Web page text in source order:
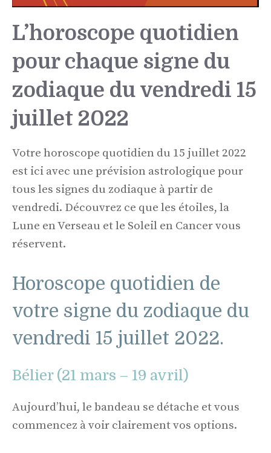
L’horoscope quotidien
pour chaque signe du
zodiaque du vendredi 15
juillet 2022
Votre horoscope quotidien du 15 juillet 2022
est ici avec une prévision astrologique pour
tous les signes du zodiaque à partir de
vendredi. Découvrez ce que les étoiles, la
Lune en Verseau et le Soleil en Cancer vous
réservent.
Horoscope quotidien de
votre signe du zodiaque du
vendredi 15 juillet 2022.
Bélier (21 mars – 19 avril)
Aujourd’hui, le bandeau se détache et vous
commencez à voir clairement vos options.